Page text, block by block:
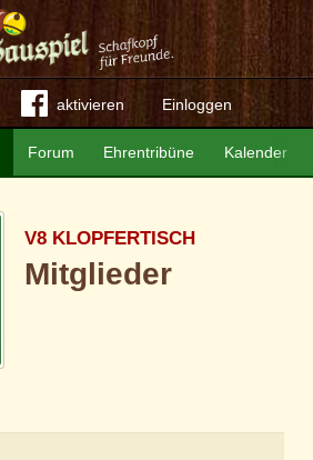
aktivieren Einloggen
Forum Ehrentribüne Kalender
V8 KLOPFERTISCH
Mitglieder